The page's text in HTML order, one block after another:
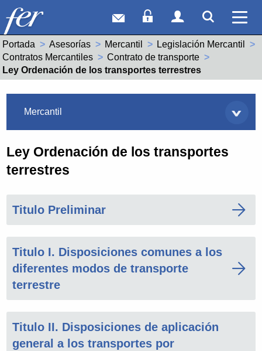
Correo webAcceso Socios
Acceso
Ver
Portada Asesorías Mercantil
Legislación Mercantil
Contratos Mercantiles
Contrato de transporte
Actual:
Ley Ordenación de los transportes terrestres
Mercantil
Ley Ordenación de los transportes
terrestres
Titulo Preliminar
Titulo I. Disposiciones comunes a los
diferentes modos de transporte
terrestre
Titulo II. Disposiciones de aplicación
general a los transportes por